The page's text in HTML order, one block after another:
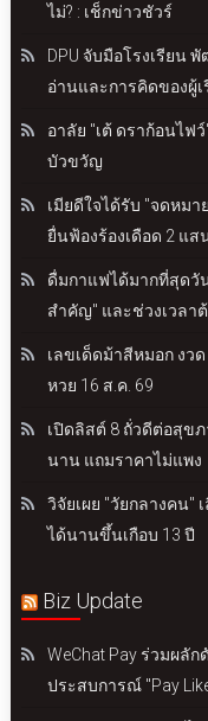
ไม่? : เช็กข่าวชัวร์
DPU จับมือโรงเรียน
อ่านและการคิดของผู้เ
อาลัย "เต้ ดราก้อนไฟ
บัวขวัญ
เมียดีใจได้รับ "จดหม
ยื่นฟ้องร้องเดือด 2 แส
ดื่มกาแฟได้มากที่สุดวั
สำคัญ" และช่วงเวลาต้
เลขเด็ดม้าสีหมอก งว
หวย 16 ส.ค. 69
เปิดลิสต์ 8 ถั่วดีต่อสุข
นาน แถมราคาไม่แพง
วิจัยเผย "วัยกลางคน"
ได้นานขึ้นเกือบ 13 ปี
Biz Update
WeChat Pay ร่วมผลั
ประสบการณ์ "Pay